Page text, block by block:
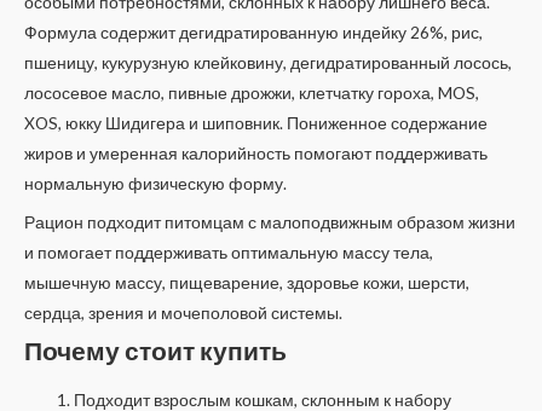
Формула содержит дегидратированную индейку 26%, рис,
пшеницу, кукурузную клейковину, дегидратированный лосось,
лососевое масло, пивные дрожжи, клетчатку гороха, MOS,
XOS, юкку Шидигера и шиповник. Пониженное содержание
жиров и умеренная калорийность помогают поддерживать
нормальную физическую форму.
Рацион подходит питомцам с малоподвижным образом жизни
и помогает поддерживать оптимальную массу тела,
мышечную массу, пищеварение, здоровье кожи, шерсти,
сердца, зрения и мочеполовой системы.
Почему стоит купить
Подходит взрослым кошкам, склонным к набору